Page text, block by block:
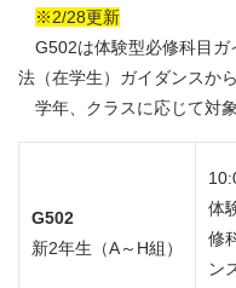
※2/28更新
G502は体験型必修科目ガ
法（在学生）ガイダンスか
学年、クラスに応じて対
G502
新2年生（A～H組）
体
修
ン